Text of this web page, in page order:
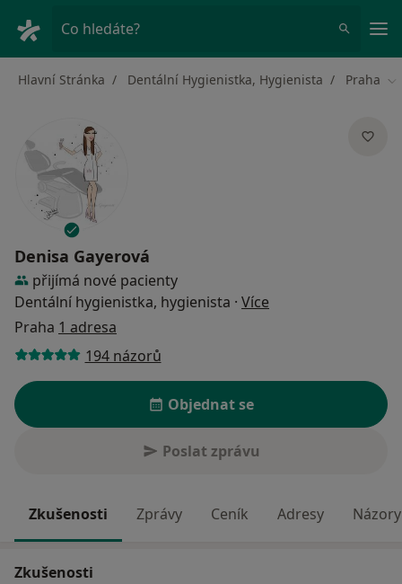
Co hledáte?
Hlavní Stránka Dentální Hygienistka, Hygienista Praha
Denisa Gayerová
přijímá nové pacienty
Dentální hygienistka, hygienista · Více
Praha 1 adresa
194 názorů
Objednat se
Poslat zprávu
Zkušenosti Zprávy Ceník Adresy
Zkušenosti